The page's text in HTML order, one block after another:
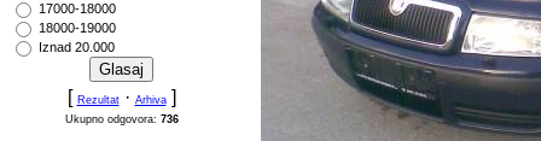
17000-18000
18000-19000
Iznad 20.000
[ Rezultat· Arhiva]
Ukupno odgovora: 736